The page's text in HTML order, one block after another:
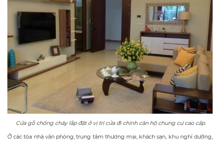
Cửa gỗ chống cháylắp đặt ở vị trí cửa đi chính căn hộ chung cư cao cấp.
Ở các tòa nhà văn phòng, trung tâm thương mại, khách sạn, khu nghỉ dưỡng,